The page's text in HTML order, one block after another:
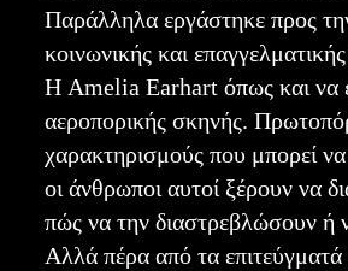
Παράλληλα εργάστηκε προς
κοινωνικής και
Η Amelia Earhart όπως και να
αεροπορικής σκηνής.
χαρακτηρισμούς που μπορεί
οι άνθρωποι αυτοί ξέρουν να
πώς να την διαστρεβλώσουν ή
Αλλά πέρα από τα επιτεύγματά